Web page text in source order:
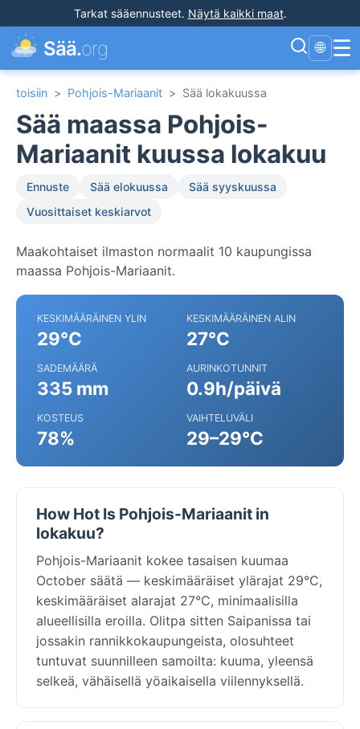
Tarkat sääennusteet. Näytä kaikki maat.
Sää.org 🌐 ☰
toisiin > Pohjois-Mariaanit > Sää lokakuussa
Sää maassa Pohjois-
Mariaanit kuussa lokakuu
Ennuste Sää elokuussa
Sää syyskuussa
Vuosittaiset keskiarvot
Maakohtaiset ilmaston normaalit 10 kaupungissa
maassa Pohjois-Mariaanit.
KESKIMÄÄRÄINEN YLIN
29°C
KESKIMÄÄRÄINEN ALIN
27°C
SADEMÄÄRÄ
335 mm
AURINKOTUNNIT
0.9h/päivä
KOSTEUS
78%
VAIHTELUVÄLI
29–29°C
How Hot Is Pohjois-Mariaanit in
lokakuu?
Pohjois-Mariaanit kokee tasaisen kuumaa
October säätä — keskimääräiset ylärajat 29°C,
keskimääräiset alarajat 27°C, minimaalisilla
alueellisilla eroilla. Olitpa sitten Saipanissa tai
jossakin rannikkokaupungeista, olosuhteet
tuntuvat suunnilleen samoilta: kuuma, yleensä
selkeä, vähäisellä yöaikaisella viilennyksellä.